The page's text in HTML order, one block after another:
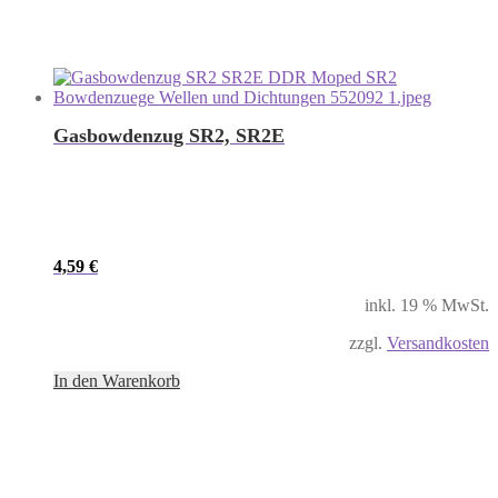
Gasbowdenzug SR2, SR2E
4,59 €
inkl. 19 % MwSt.
zzgl. Versandkosten
In den Warenkorb